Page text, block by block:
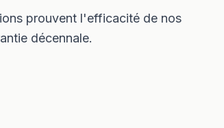
prouvent l'efficacité de nos
décennale.